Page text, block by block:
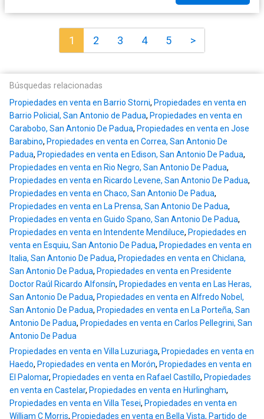
1 2 3 4 5 >
Búsquedas relacionadas
Propiedades en venta en Barrio Storni, Propiedades en venta en
Barrio Policial, San Antonio de Padua, Propiedades en venta en
Carabobo, San Antonio De Padua, Propiedades en venta en Jose
Barabino, Propiedades en venta en Correa, San Antonio De
Padua, Propiedades en venta en Edison, San Antonio De Padua,
Propiedades en venta en Rio Negro, San Antonio De Padua,
Propiedades en venta en Ricardo Levene, San Antonio De Padua,
Propiedades en venta en Chaco, San Antonio De Padua,
Propiedades en venta en La Prensa, San Antonio De Padua,
Propiedades en venta en Guido Spano, San Antonio De Padua,
Propiedades en venta en Intendente Mendiluce, Propiedades en
venta en Esquiu, San Antonio De Padua, Propiedades en venta en
Italia, San Antonio De Padua, Propiedades en venta en Chiclana,
San Antonio De Padua, Propiedades en venta en Presidente
Doctor Raúl Ricardo Alfonsín, Propiedades en venta en Las Heras,
San Antonio De Padua, Propiedades en venta en Alfredo Nobel,
San Antonio De Padua, Propiedades en venta en La Porteña, San
Antonio De Padua, Propiedades en venta en Carlos Pellegrini, San
Antonio De Padua
Propiedades en venta en Villa Luzuriaga, Propiedades en venta en
Haedo, Propiedades en venta en Morón, Propiedades en venta en
El Palomar, Propiedades en venta en Rafael Castillo, Propiedades
en venta en Castelar, Propiedades en venta en Hurlingham,
Propiedades en venta en Villa Tesei, Propiedades en venta en
William C Morris, Propiedades en venta en Bella Vista, Partido de